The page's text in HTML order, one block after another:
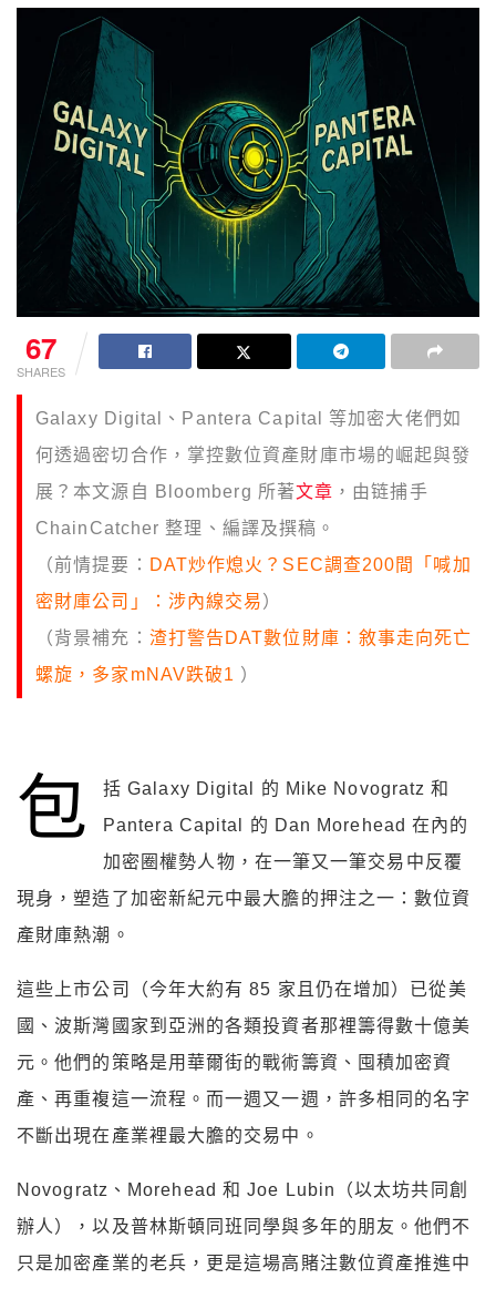
67
SHARES
Galaxy Digital、Pantera Capital 等加密大佬們如
何透過密切合作，掌控數位資產財庫市場的崛起與發
展？本文源自 Bloomberg 所著文章 ，由链捕手
ChainCatcher 整理、編譯及撰稿。
（前情提要： DAT炒作熄火？SEC調查200間「喊加
密財庫公司」：涉內線交易）
（背景補充： 渣打警告DAT數位財庫：敘事走向死亡
螺旋，多家mNAV跌破1 ）
包
括 Galaxy Digital 的 Mike Novogratz 和
Pantera Capital 的 Dan Morehead 在內的
加密圈權勢人物，在一筆又一筆交易中反覆
現身，塑造了加密新紀元中最大膽的押注之一：數位資
產財庫熱潮。
這些上市公司（今年大約有 85 家且仍在增加）已從美
國、波斯灣國家到亞洲的各類投資者那裡籌得數十億美
元。他們的策略是用華爾街的戰術籌資、囤積加密資
產、再重複這一流程。而一週又一週，許多相同的名字
不斷出現在產業裡最大膽的交易中。
Novogratz、Morehead 和 Joe Lubin（以太坊共同創
辦人），以及普林斯頓同班同學與多年的朋友。他們不
只是加密產業的老兵，更是這場高賭注數位資產推進中